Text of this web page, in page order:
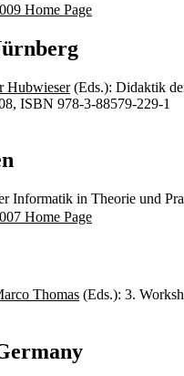
Home Page
Hubwieser(Eds.): Didaktik
ISBN 978-3-88579-229-1
Informatik in Theorie und
Home Page
Thomas (Eds.): 3.